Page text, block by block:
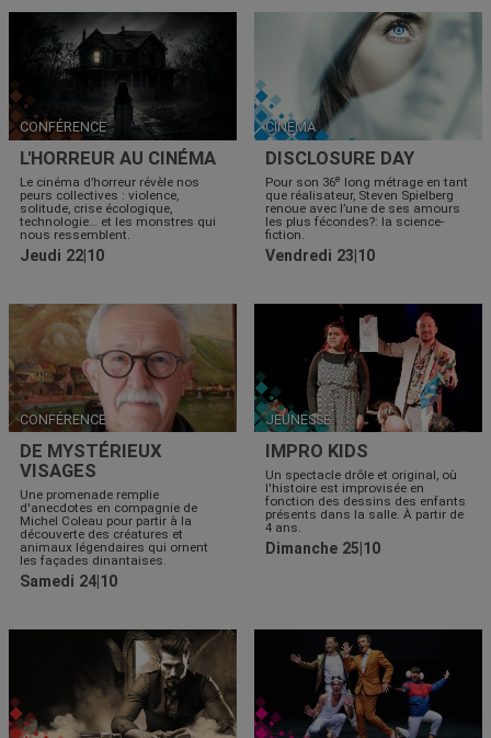
CONFÉRENCE
L'HORREUR AU CINÉMA
Le cinéma d’horreur révèle nos
peurs collectives : violence,
solitude, crise écologique,
technologie… et les monstres qui
nous ressemblent.
Jeudi 22|10
CINÉMA
DISCLOSURE DAY
Pour son 36e long métrage en tant
que réalisateur, Steven Spielberg
renoue avec l’une de ses amours
les plus fécondes?: la science-
fiction.
Vendredi 23|10
CONFÉRENCE
DE MYSTÉRIEUX
VISAGES
Une promenade remplie
d'anecdotes en compagnie de
Michel Coleau pour partir à la
découverte des créatures et
animaux légendaires qui ornent
les façades dinantaises.
Samedi 24|10
JEUNESSE
IMPRO KIDS
Un spectacle drôle et original, où
l'histoire est improvisée en
fonction des dessins des enfants
présents dans la salle. À partir de
4 ans.
Dimanche 25|10